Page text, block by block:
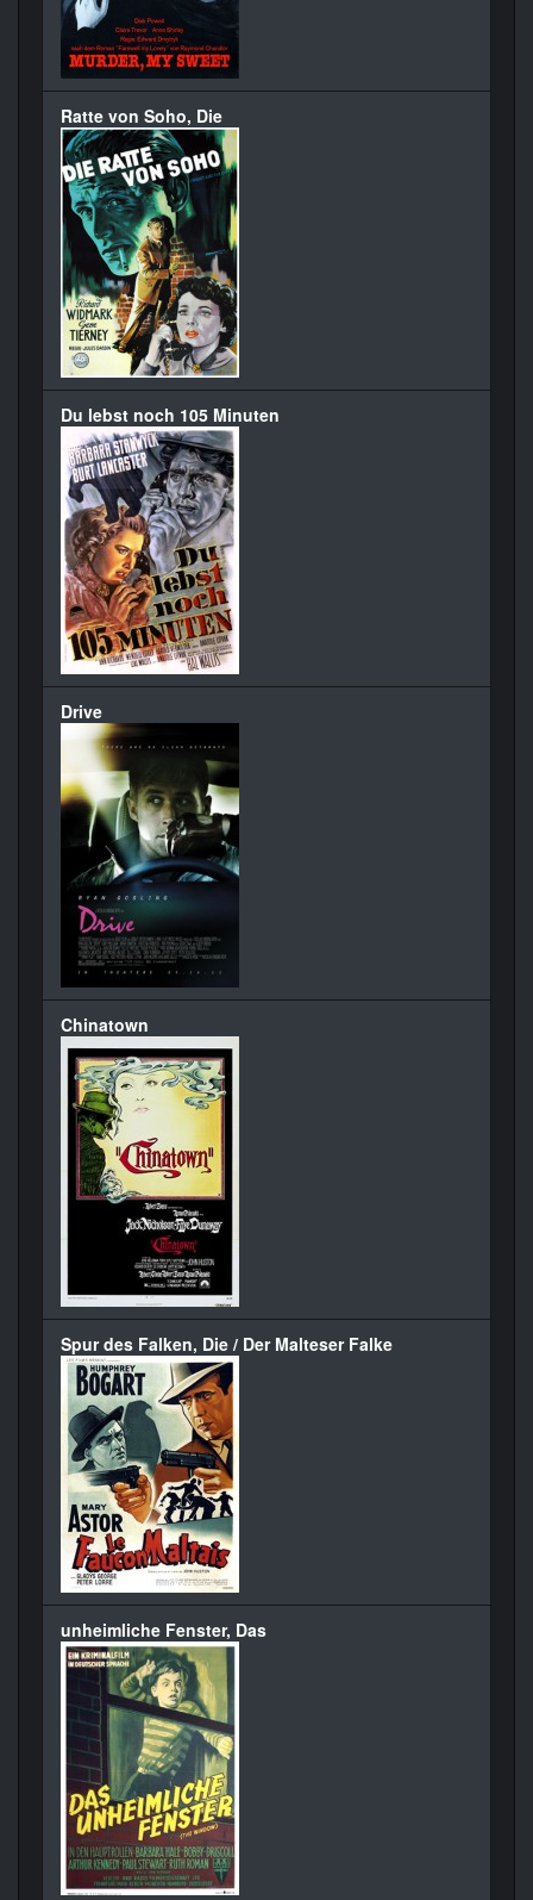
Ratte von Soho, Die
Du lebst noch 105 Minuten
Drive
Chinatown
Spur des Falken, Die / Der Malteser Falke
unheimliche Fenster, Das